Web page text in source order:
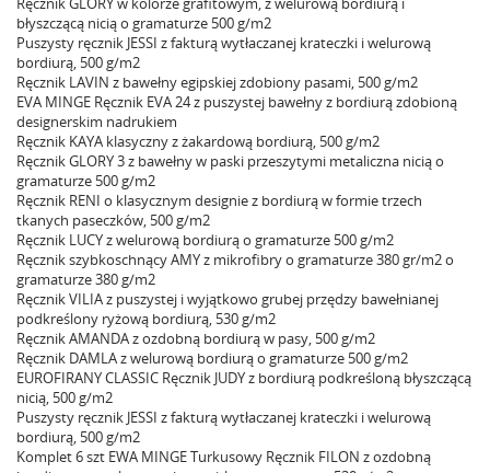
błyszczącą nicią o gramaturze 500 g/m2
Puszysty ręcznik JESSI z fakturą wytłaczanej krateczki i welurową
bordiurą, 500 g/m2
Ręcznik LAVIN z bawełny egipskiej zdobiony pasami, 500 g/m2
EVA MINGE Ręcznik EVA 24 z puszystej bawełny z bordiurą zdobioną
designerskim nadrukiem
Ręcznik KAYA klasyczny z żakardową bordiurą, 500 g/m2
Ręcznik GLORY 3 z bawełny w paski przeszytymi metaliczna nicią o
gramaturze 500 g/m2
Ręcznik RENI o klasycznym designie z bordiurą w formie trzech
tkanych paseczków, 500 g/m2
Ręcznik LUCY z welurową bordiurą o gramaturze 500 g/m2
Ręcznik szybkoschnący AMY z mikrofibry o gramaturze 380 gr/m2 o
gramaturze 380 g/m2
Ręcznik VILIA z puszystej i wyjątkowo grubej przędzy bawełnianej
podkreślony ryżową bordiurą, 530 g/m2
Ręcznik AMANDA z ozdobną bordiurą w pasy, 500 g/m2
Ręcznik DAMLA z welurową bordiurą o gramaturze 500 g/m2
EUROFIRANY CLASSIC Ręcznik JUDY z bordiurą podkreśloną błyszczącą
nicią, 500 g/m2
Puszysty ręcznik JESSI z fakturą wytłaczanej krateczki i welurową
bordiurą, 500 g/m2
Komplet 6 szt EWA MINGE Turkusowy Ręcznik FILON z ozdobną